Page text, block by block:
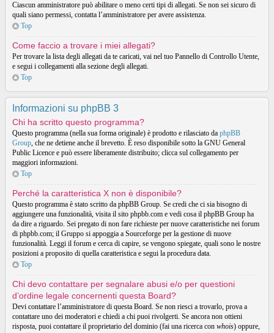
Ciascun amministratore può abilitare o meno certi tipi di allegati. Se non sei sicuro di
quali siano permessi, contatta l’amministratore per avere assistenza.
Top
Come faccio a trovare i miei allegati?
Per trovare la lista degli allegati da te caricati, vai nel tuo Pannello di Controllo Utente,
e segui i collegamenti alla sezione degli allegati.
Top
Informazioni su phpBB 3
Chi ha scritto questo programma?
Questo programma (nella sua forma originale) è prodotto e rilasciato da phpBB
Group, che ne detiene anche il brevetto. È reso disponibile sotto la GNU General
Public Licence e può essere liberamente distribuito; clicca sul collegamento per
maggiori informazioni.
Top
Perché la caratteristica X non è disponibile?
Questo programma è stato scritto da phpBB Group. Se credi che ci sia bisogno di
aggiungere una funzionalità, visita il sito phpbb.com e vedi cosa il phpBB Group ha
da dire a riguardo. Sei pregato di non fare richieste per nuove caratteristiche nei forum
di phpbb.com; il Gruppo si appoggia a Sourceforge per la gestione di nuove
funzionalità. Leggi il forum e cerca di capire, se vengono spiegate, quali sono le nostre
posizioni a proposito di quella caratteristica e segui la procedura data.
Top
Chi devo contattare per segnalare abusi e/o per questioni
d’ordine legale concernenti questa Board?
Devi contattare l’amministratore di questa Board. Se non riesci a trovarlo, prova a
contattare uno dei moderatori e chiedi a chi puoi rivolgerti. Se ancora non ottieni
risposta, puoi contattare il proprietario del dominio (fai una ricerca con whois) oppure,